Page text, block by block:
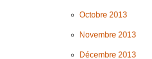
Octobre 2013
Novembre 2013
Décembre 2013